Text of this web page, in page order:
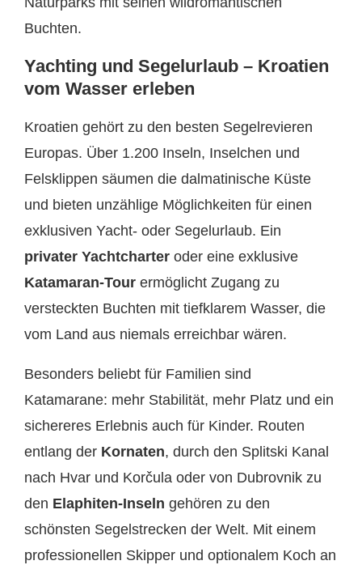
Buchten.
Yachting und Segelurlaub – Kroatien
vom Wasser erleben
Kroatien gehört zu den besten Segelrevieren
Europas. Über 1.200 Inseln, Inselchen und
Felsklippen säumen die dalmatinische Küste
und bieten unzählige Möglichkeiten für einen
exklusiven Yacht- oder Segelurlaub. Ein
privater Yachtcharter oder eine exklusive
Katamaran-Tour ermöglicht Zugang zu
versteckten Buchten mit tiefklarem Wasser, die
vom Land aus niemals erreichbar wären.
Besonders beliebt für Familien sind
Katamarane: mehr Stabilität, mehr Platz und ein
sichereres Erlebnis auch für Kinder. Routen
entlang der Kornaten, durch den Splitski Kanal
nach Hvar und Korčula oder von Dubrovnik zu
den Elaphiten-Inseln gehören zu den
schönsten Segelstrecken der Welt. Mit einem
professionellen Skipper und optionalem Koch an